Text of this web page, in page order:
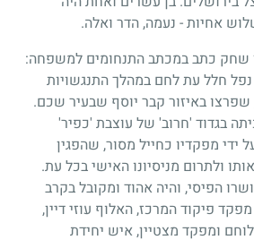
אחיות - נעמה, הדר ואלה.
שחק כתב במכתב התנחומים למשפחה:
נפל חלל עת לחם במהלך התנגשויות
באיזור קבר יוסף שבעיר שכם.
בגדוד 'חרוב' של עוצבת 'כפיר'
ידי מפקדיו כחייל מסור, שהפגין
ולתרום מניסיונו האישי בכל עת.
הפיסי, והיה אהוד ומקובל בקרב
פיקוד המרכז, האלוף עוזי דיין,
ומפקד מצטיין, איש יחידת